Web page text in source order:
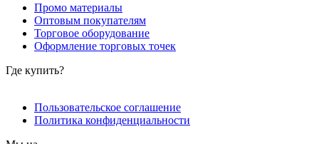
Промо материалы
Оптовым покупателям
Торговое оборудование
Оформление торговых точек
Где купить?
Пользовательское соглашение
Политика конфиденциальности